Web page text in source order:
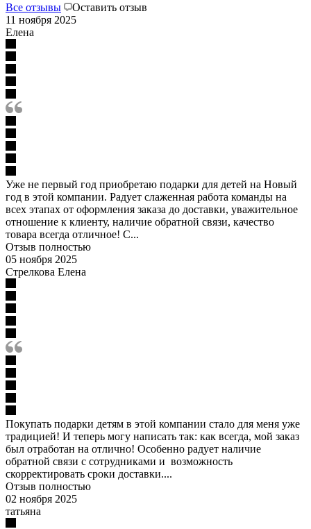
Все отзывы
Оставить отзыв
11 ноября 2025
Елена
Уже не первый год приобретаю подарки для детей на Новый
год в этой компании. Радует слаженная работа команды на
всех этапах от оформления заказа до доставки, уважительное
отношение к клиенту, наличие обратной связи, качество
товара всегда отличное! С...
Отзыв полностью
05 ноября 2025
Стрелкова Елена
Покупать подарки детям в этой компании стало для меня уже
традицией! И теперь могу написать так: как всегда, мой заказ
был отработан на отлично! Особенно радует наличие
обратной связи с сотрудниками и возможность
скорректировать сроки доставки....
Отзыв полностью
02 ноября 2025
татьяна